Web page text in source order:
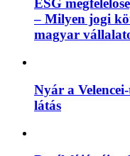
ESG
– Milyen jogi
magyar
Nyár a
látás